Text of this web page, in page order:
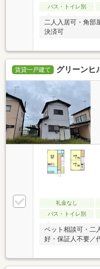
バス・トイレ別
二人入居可・角部
決済可
賃貸一戸建て グリーンヒ
礼金なし
バス・トイレ別
ペット相談可・二
好・保証人不要／